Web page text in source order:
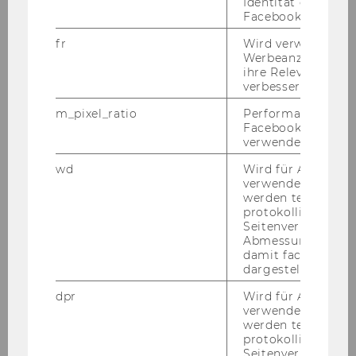
- You will be working on your own in­de­pen­dent
re­se­arch ac­ti­vi­ties (i.e. dis­ser­ta­ti­on/PhD) and
sup­port cur­rent pro­jects in the team of re­se­ar­
chers around Prof. Phil­lip Nell (at the mo­ment:
Mr. Jan Schmitt, Mr. Be­noit De­creton, Mrs. Anita
Gerst­bau­er)
- The­re­by, you will focus on re­se­arch areas that
are close to the team's cur­rent re­se­arch such
as headquarters-​subsidiary re­la­ti­ons­hips in
large multi-​unit or­ga­niza­ti­ons (such as mul­ti­na­
tio­nal cor­po­ra­ti­ons), fair de­cis­i­on ma­king, envy,
pro­blem sol­ving heu­ris­tics, and the ques­ti­on
how the di­gi­tal trans­for­ma­ti­on will in­flu­ence
decision-​making and or­ga­niza­tio­nal struc­tu­res
- You will be re­qui­red to de­ve­lop and teach one
Bachelor-​level cour­se per se­mes­ter (tea­ching
- To some ex­tent, you will also sup­port other
Facebook zu
fr
Wird verwendet,
Werbeanzeigen
ihre Relevanz zu
verbessern.
m_pixel_ratio
Performance-
Facebook mit
verwendet wird.
wd
Wird für Analyse-
verwendet. Unter
werden
protokolliert (z.B.
Seitenverhältnis
Abmessungen
damit facebook
dargestellt
dpr
Wird für Analyse-
verwendet. Unter
werden
protokolliert (z.B.